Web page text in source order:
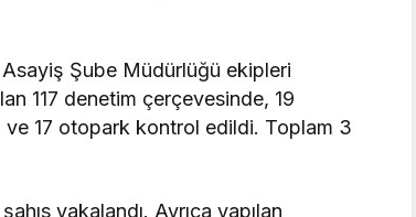
Şube Müdürlüğü ekipleri
117 denetim çerçevesinde, 19
17 otopark kontrol edildi. Toplam 3
yakalandı. Ayrıca yapılan